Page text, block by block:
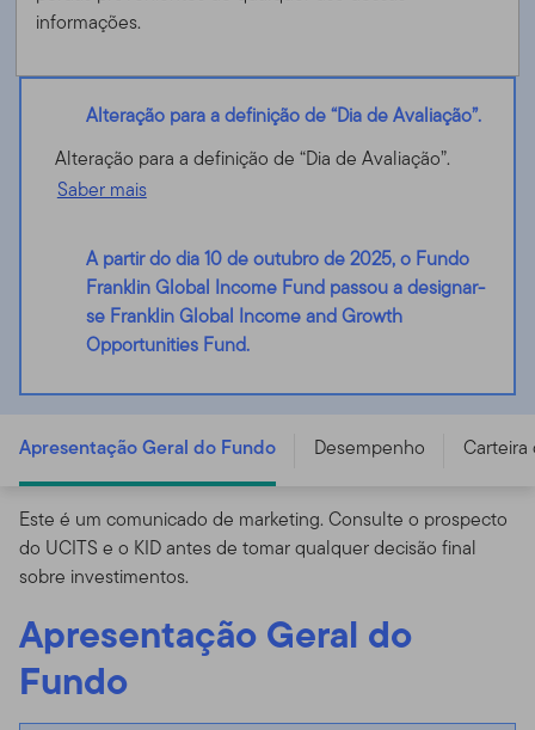
informações.
Alteração para a definição de “Dia de Avaliação”.
Alteração para a definição de “Dia de Avaliação”.
Saber mais
A partir do dia 10 de outubro de 2025, o Fundo
Franklin Global Income Fund passou a designar-
se Franklin Global Income and Growth
Opportunities Fund.
- A (Ydis) EUR - LU2129689860
Apresentação Geral do Fundo Desempenho
Este é um comunicado de marketing. Consulte o prospecto
do UCITS e o KID antes de tomar qualquer decisão final
sobre investimentos.
Apresentação Geral do
Fundo